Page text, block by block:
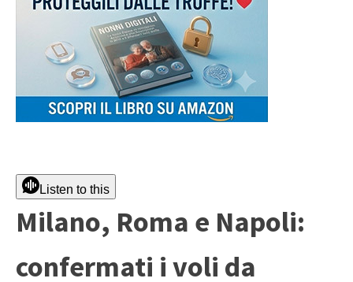
Listen to this
Milano, Roma e Napoli:
confermati i voli da